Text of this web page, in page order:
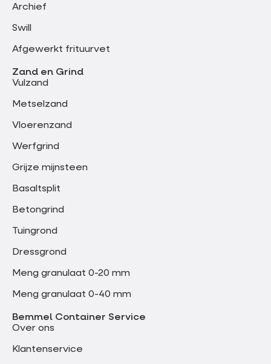
Archief
Swill
Afgewerkt frituurvet
Zand en Grind
Vulzand
Metselzand
Vloerenzand
Werfgrind
Grijze mijnsteen
Basaltsplit
Betongrind
Tuingrond
Dressgrond
Meng granulaat 0-20 mm
Meng granulaat 0-40 mm
Bemmel Container Service
Over ons
Klantenservice